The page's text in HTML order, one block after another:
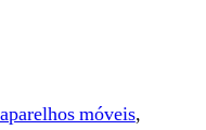
móveis,